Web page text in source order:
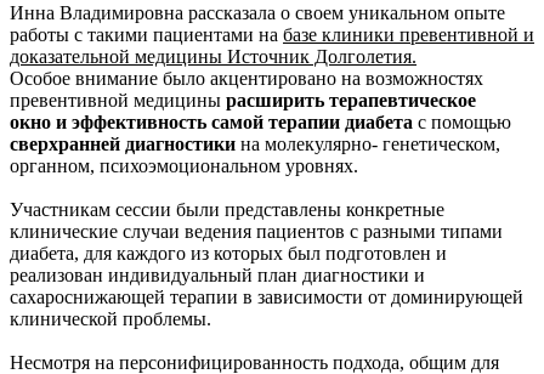
Инна Владимировна рассказала о своем уникальном опыте
работы с такими пациентами на базе клиники превентивной и
доказательной медицины Источник Долголетия.
Особое внимание было акцентировано на возможностях
превентивной медицины расширить терапевтическое
окно и эффективность самой терапии диабета с помощью
сверхранней диагностики на молекулярно- генетическом,
органном, психоэмоциональном уровнях.
Участникам сессии были представлены конкретные
клинические случаи ведения пациентов с разными типами
диабета, для каждого из которых был подготовлен и
реализован индивидуальный план диагностики и
сахароснижающей терапии в зависимости от доминирующей
клинической проблемы.
Несмотря на персонифицированность подхода, общим для